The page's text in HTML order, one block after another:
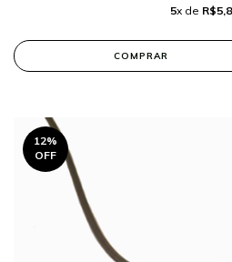
5x de
COMPRAR
12%
OFF